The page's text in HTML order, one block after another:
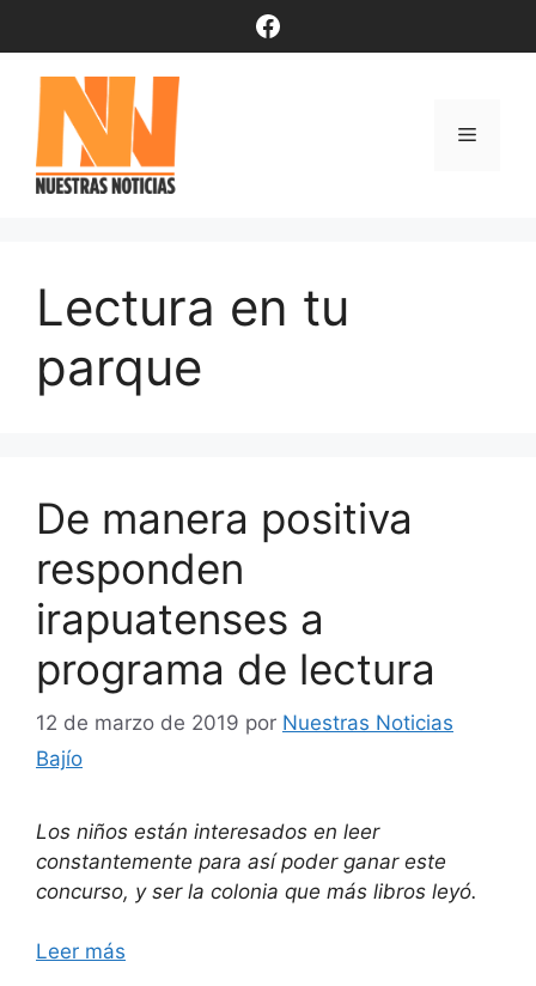
contenido
Facebook
Menú
Lectura en tu
parque
De manera positiva
responden
irapuatenses a
programa de lectura
12 de marzo de 2019 por Nuestras Noticias
Bajío
Los niños están interesados en leer
constantemente para así poder ganar este
concurso, y ser la colonia que más libros leyó.
Leer más